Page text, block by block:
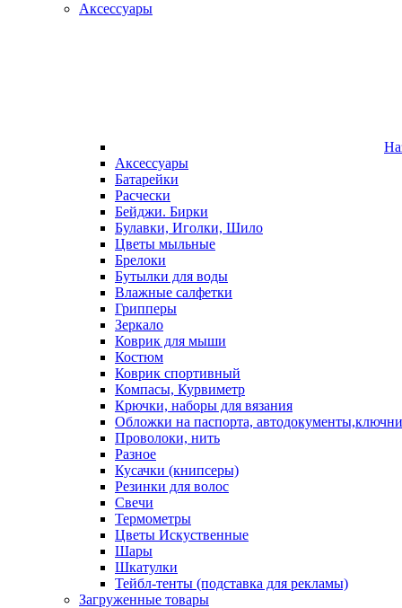
Аксессуары
Аксессуары
Батарейки
Расчески
Бейджи. Бирки
Булавки, Иголки, Шило
Цветы мыльные
Брелоки
Бутылки для воды
Влажные салфетки
Грипперы
Зеркало
Коврик для мыши
Костюм
Коврик спортивный
Компасы, Курвиметр
Крючки, наборы для вязания
Обложки на паспорта,
Проволоки, нить
Разное
Кусачки (книпсеры)
Резинки для волос
Свечи
Термометры
Цветы Искуственные
Шары
Шкатулки
Тейбл-тенты (подставка для рекламы)
Загруженные товары